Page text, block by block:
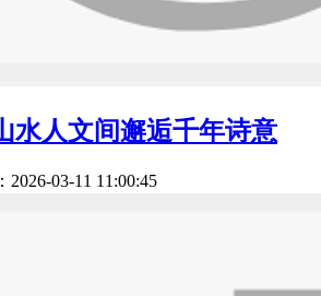
水人文间邂逅千年诗意
2026-03-11 11:00:45